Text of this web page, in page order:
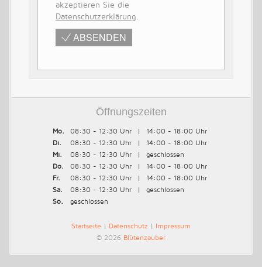
akzeptieren Sie die
Datenschutzerklärung.
ABSENDEN
Öffnungszeiten
Mo. 08:30 - 12:30 Uhr
14:00 - 18:00 Uhr
Di.
08:30 - 12:30 Uhr
14:00 - 18:00 Uhr
Mi.
08:30 - 12:30 Uhr
geschlossen
Do.
08:30 - 12:30 Uhr
14:00 - 18:00 Uhr
Fr.
08:30 - 12:30 Uhr
14:00 - 18:00 Uhr
Sa.
08:30 - 12:30 Uhr
geschlossen
So.
geschlossen
Startseite Datenschutz
Impressum
© 2026 Blütenzauber